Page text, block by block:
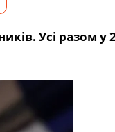
Усі разом у